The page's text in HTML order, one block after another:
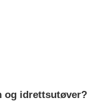
og idrettsutøver?